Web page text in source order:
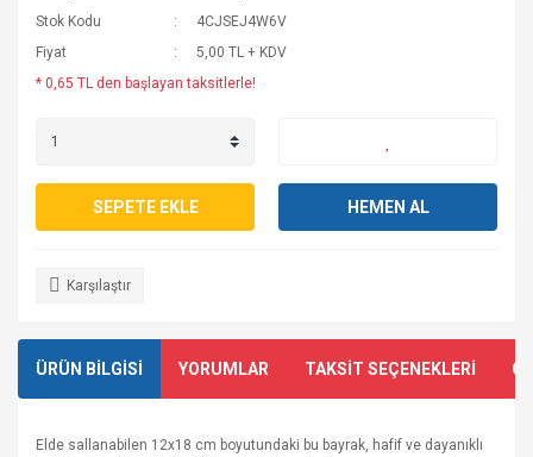
Stok Kodu
4CJSEJ4W6V
Fiyat
5,00 TL + KDV
* 0,65 TL den başlayan taksitlerle!
SEPETE EKLE HEMEN AL
Karşılaştır
ÜRÜN BİLGİSİ YORUMLAR TAKSİT SEÇENEKLERİ
Elde sallanabilen 12x18 cm boyutundaki bu bayrak, hafif ve dayanıklı